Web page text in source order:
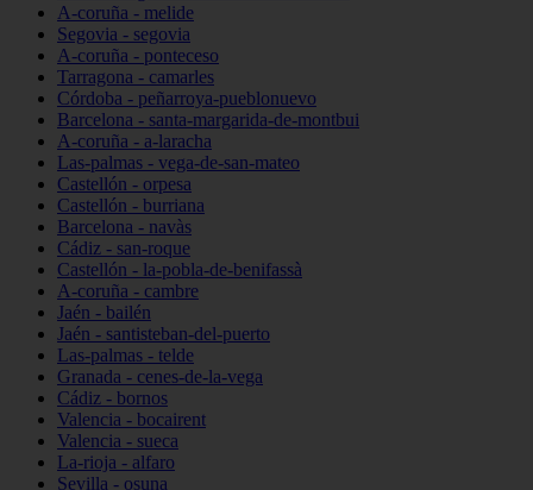
A-coruña - melide
Segovia - segovia
A-coruña - ponteceso
Tarragona - camarles
Córdoba - peñarroya-pueblonuevo
Barcelona - santa-margarida-de-montbui
A-coruña - a-laracha
Las-palmas - vega-de-san-mateo
Castellón - orpesa
Castellón - burriana
Barcelona - navàs
Cádiz - san-roque
Castellón - la-pobla-de-benifassà
A-coruña - cambre
Jaén - bailén
Jaén - santisteban-del-puerto
Las-palmas - telde
Granada - cenes-de-la-vega
Cádiz - bornos
Valencia - bocairent
Valencia - sueca
La-rioja - alfaro
Sevilla - osuna